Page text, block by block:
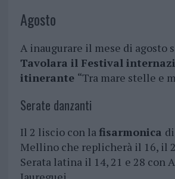
Agosto
A inaugurare il mese di agosto
Tavolara il Festival
itinerante “Tra mare stelle e
Serate danzanti
Il 2 liscio con lafisarmonica
Mellino che replicherà il 16, il
Serata latina il 14, 21 e 28 con